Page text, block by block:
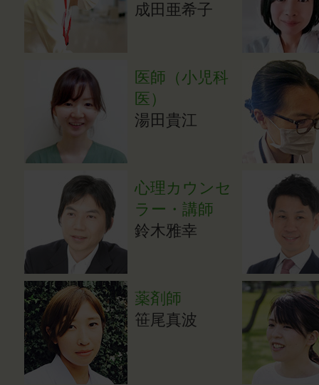
成田亜希子
医師（小児科
医）
湯田貴江
心理カウンセ
ラー・講師
鈴木雅幸
薬剤師
笹尾真波